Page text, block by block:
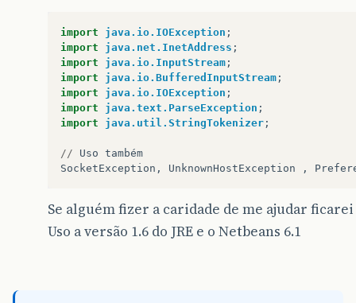
import java.io.IOException ;
import
java.net.InetAddress ;
import
java.io.InputStream ;
import
java.io.BufferedInputStream ;
import
java.io.IOException ;
import
java.text.ParseException ;
import
java.util.StringTokenizer ;
// Uso também
SocketException , UnknownHostException ,
Se alguém fizer a caridade de me ajudar
Uso a versão 1.6 do JRE e o Netbeans 6.1